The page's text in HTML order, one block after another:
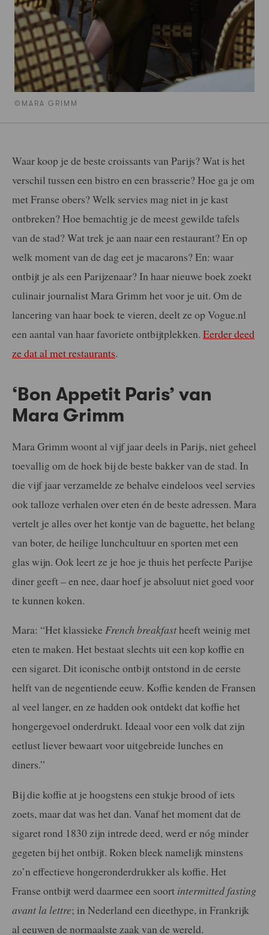
©MARA GRIMM
Waar koop je de beste croissants van Parijs? Wat is het
verschil tussen een bistro en een brasserie? Hoe ga je om
met Franse obers? Welk servies mag niet in je kast
ontbreken? Hoe bemachtig je de meest gewilde tafels
van de stad? Wat trek je aan naar een restaurant? En op
welk moment van de dag eet je macarons? En: waar
ontbijt je als een Parijzenaar? In haar nieuwe boek zoekt
culinair journalist Mara Grimm het voor je uit. Om de
lancering van haar boek te vieren, deelt ze op Vogue.nl
een aantal van haar favoriete ontbijtplekken. Eerder deed
ze dat al met restaurants.
‘Bon Appetit Paris’ van
Mara Grimm
Mara Grimm woont al vijf jaar deels in Parijs, niet geheel
toevallig om de hoek bij de beste bakker van de stad. In
die vijf jaar verzamelde ze behalve eindeloos veel servies
ook talloze verhalen over eten én de beste adressen. Mara
vertelt je alles over het kontje van de baguette, het belang
van boter, de heilige lunchcultuur en sporten met een
glas wijn. Ook leert ze je hoe je thuis het perfecte Parijse
diner geeft – en nee, daar hoef je absoluut niet goed voor
te kunnen koken.
Mara: “Het klassieke French breakfastheeft weinig met
eten te maken. Het bestaat slechts uit een kop koffie en
een sigaret. Dit iconische ontbijt ontstond in de eerste
helft van de negentiende eeuw. Koffie kenden de Fransen
al veel langer, en ze hadden ook ontdekt dat koffie het
hongergevoel onderdrukt. Ideaal voor een volk dat zijn
eetlust liever bewaart voor uitgebreide lunches en
diners.”
Bij die koffie at je hoogstens een stukje brood of iets
zoets, maar dat was het dan. Vanaf het moment dat de
sigaret rond 1830 zijn intrede deed, werd er nóg minder
gegeten bij het ontbijt. Roken bleek namelijk minstens
zo’n effectieve hongeronderdrukker als koffie. Het
Franse ontbijt werd daarmee een soort intermitted fasting
avant la lettre; in Nederland een dieethype, in Frankrijk
al eeuwen de normaalste zaak van de wereld.